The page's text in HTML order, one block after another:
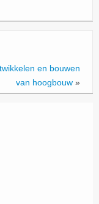
en bouwen
van hoogbouw »